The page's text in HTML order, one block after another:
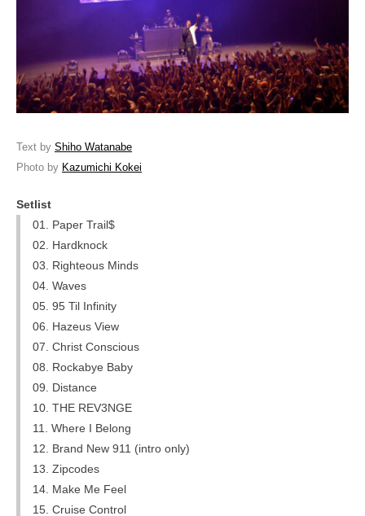
Text by Shiho Watanabe
Photo by Kazumichi Kokei
Setlist
01. Paper Trail$
02. Hardknock
03. Righteous Minds
04. Waves
05. 95 Til Infinity
06. Hazeus View
07. Christ Conscious
08. Rockabye Baby
09. Distance
10. THE REV3NGE
11. Where I Belong
12. Brand New 911 (intro only)
13. Zipcodes
14. Make Me Feel
15. Cruise Control